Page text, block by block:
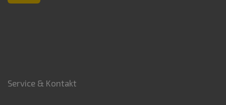
Service & Kontakt